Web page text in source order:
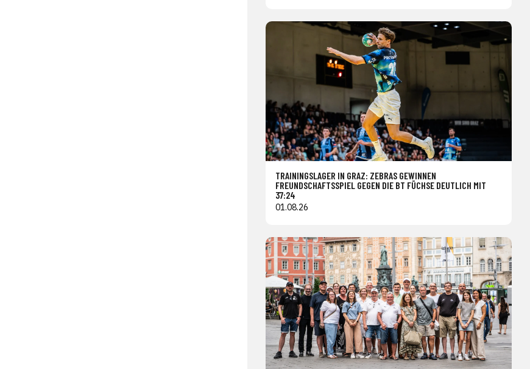
TRAININGSLAGER IN GRAZ: ZEBRAS GEWINNEN
FREUNDSCHAFTSSPIEL GEGEN DIE BT FÜCHSE DEUTLICH MIT
37:24
01.08.26